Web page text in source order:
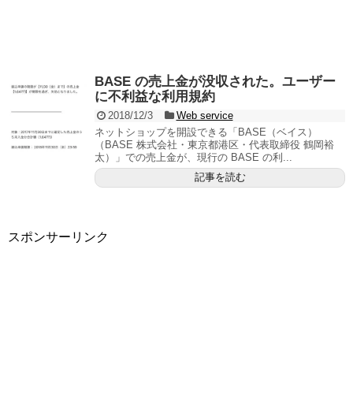
BASE の売上金が没収された。ユーザー
に不利益な利用規約
2018/12/3
Web service
ネットショップを開設できる「BASE（ベイス）
（BASE 株式会社・東京都港区・代表取締役 鶴岡裕
太）」での売上金が、現行の BASE の利...
記事を読む
スポンサーリンク